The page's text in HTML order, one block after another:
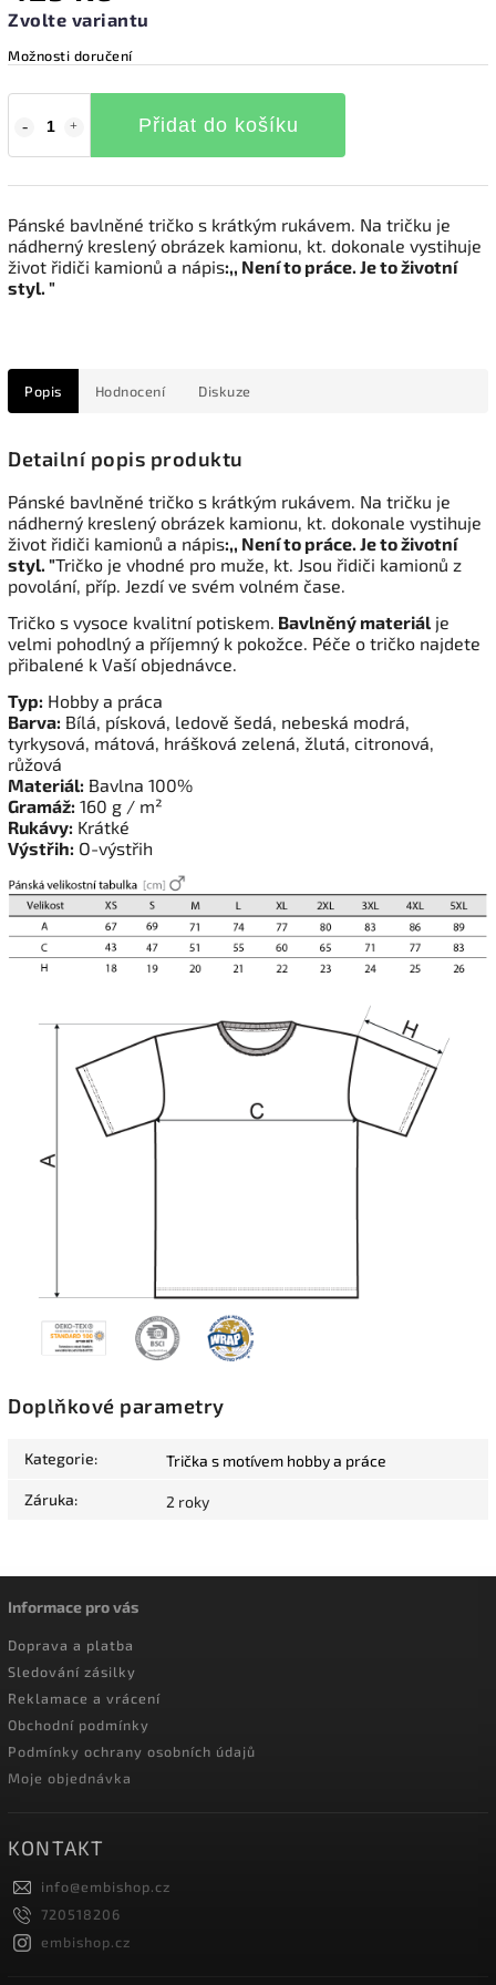
Zvolte variantu
Možnosti doručení
Přidat do košíku
Pánské bavlněné tričko s krátkým rukávem. Na tričku je
nádherný kreslený obrázek kamionu, kt. dokonale vystihuje
život řidiči kamionů a nápis:,, Není to práce. Je to životní
styl. "
Popis Hodnocení Diskuze
Detailní popis produktu
Pánské bavlněné tričko s krátkým rukávem. Na tričku je
nádherný kreslený obrázek kamionu, kt. dokonale vystihuje
život řidiči kamionů a nápis:,, Není to práce. Je to životní
styl. "Tričko je vhodné pro muže, kt. Jsou řidiči kamionů z
povolání, příp. Jezdí ve svém volném čase.
Tričko s vysoce kvalitní potiskem. Bavlněný materiál je
velmi pohodlný a příjemný k pokožce. Péče o tričko najdete
přibalené k Vaší objednávce.
Typ: Hobby a práca
Barva: Bílá, písková, ledově šedá, nebeská modrá,
tyrkysová, mátová, hrášková zelená, žlutá, citronová,
růžová
Materiál: Bavlna 100%
Gramáž: 160 g / m²
Rukávy: Krátké
Výstřih: O-výstřih
Doplňkové parametry
Kategorie: Trička s motívem hobby a práce
Záruka: 2 roky
Informace pro vás
Doprava a platba
Sledování zásilky
Reklamace a vrácení
Obchodní podmínky
Podmínky ochrany osobních údajů
Moje objednávka
KONTAKT
info@embishop.cz
720518206
embishop.cz